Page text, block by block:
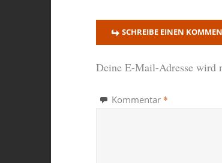
SCHREIBE EINEN
Deine E-Mail-Adresse wird
Kommentar *